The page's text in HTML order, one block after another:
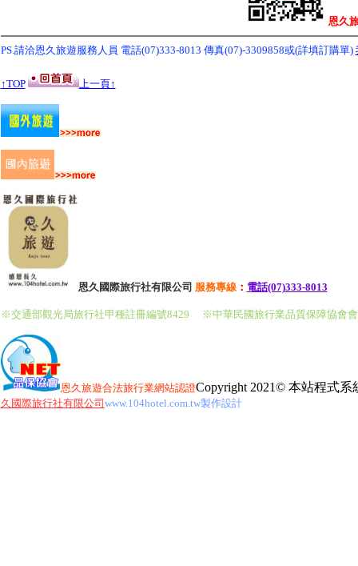
恩久
PS.請洽恩久旅遊服務人員 電話(07)333-8013 傳真(07)-3309858或(詳填訂購單)
↑TOP 上一頁↑
恩久國際旅行社有限公司 服務專線： 電話(07)333-8013
※交通部觀光局旅行社甲種註冊編號8429 ※中華民國旅行業品質保障協會
恩久旅遊合法旅行業網站認證Copyright 2021© 本站程式系
久國際旅行社有限公司 www.104hotel.com.tw製作設計